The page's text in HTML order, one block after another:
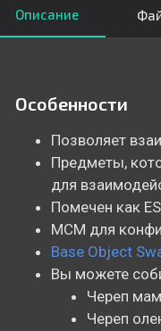
Описание
Особенности
Позволяет
Предметы,
для
Помечен как
MCM для
Base Object
Вы можете
Череп
Череп